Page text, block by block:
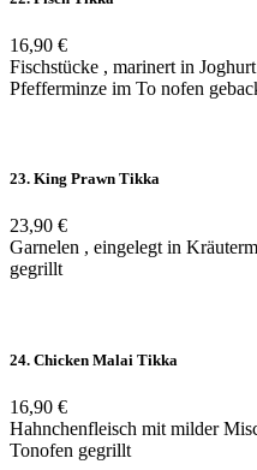
16,90 €
Fischstücke , marinert in
Pfefferminze im To nofen
23. King Prawn Tikka
23,90 €
Garnelen , eingelegt in
gegrillt
24. Chicken Malai Tikka
16,90 €
Hahnchenfleisch mit milder
Tonofen gegrillt